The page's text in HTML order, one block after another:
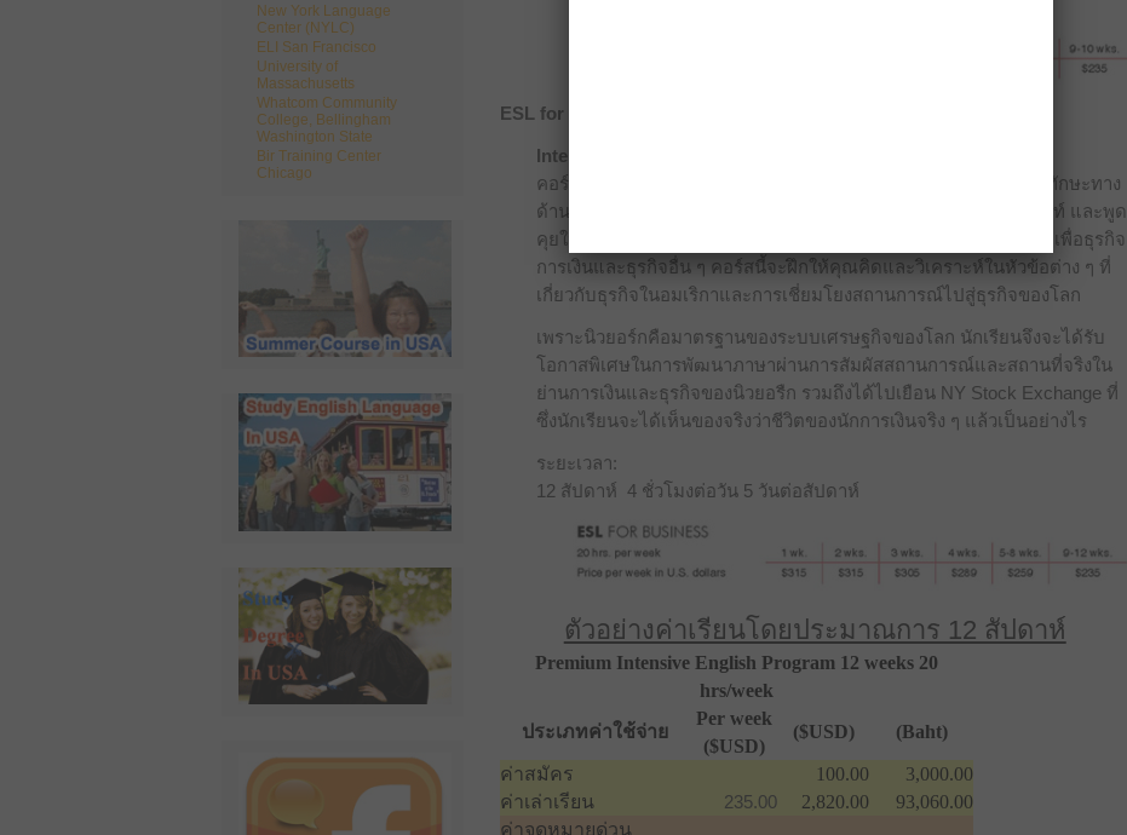
New York Language
Center (NYLC)
ELI San Francisco
University of
Massachusetts
Whatcom Community
College, Bellingham
Washington State
Bir Training Center
Chicago
ESL for Business
Intensive Business English Courses in New York
คอร์สนี้สำหรับสำหรับระดับกลางไปชนถึงระดับสูงซึ่งต้องการพัฒนาทักษะทาง
ด้านภาษาเพื่อการทำงาน นักเรียนจะได้รับโอกาสในการเรียนรู้คำศัพท์ และพูด
คุยในสถานะการจริงเพื่อฝึกฝนการพูด การอ่าน การฟังและการเขียน เพื่อธุรกิจ
การเงินและธุรกิจอื่น ๆ คอร์สนี้จะฝึกให้คุณคิดและวิเคราะห์ในหัวข้อต่าง ๆ ที่
เกี่ยวกับธุรกิจในอมเริกาและการเชี่ยมโยงสถานการณ์ไปสู่ธุรกิจของโลก
เพราะนิวยอร์กคือมาตรฐานของระบบเศรษฐกิจของโลก นักเรียนจึงจะได้รับ
โอกาสพิเศษในการพัฒนาภาษาผ่านการสัมผัสสถานการณ์และสถานที่จริงใน
ย่านการเงินและธุรกิจของนิวยอรืก รวมถึงได้ไปเยือน NY Stock Exchange ที่
ซึ่งนักเรียนจะได้เห็นของจริงว่าชีวิตของนักการเงินจริง ๆ แล้วเป็นอย่างไร
ระยะเวลา:
12 สัปดาห์ 4 ชั่วโมงต่อวัน 5 วันต่อสัปดาห์
ตัวอย่างค่าเรียนโดยประมาณการ 12 สัปดาห์
Premium Intensive English Program 12 weeks 20
hrs/week
ประเภทค่าใช้จ่าย
Per week
($USD)
($USD) (Baht)
ค่าสมัคร 100.00
3,000.00
ค่าเล่าเรียน
235.00 2,820.00
93,060.00
ค่าจดหมายด่วน